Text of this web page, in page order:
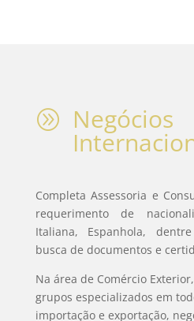
A Negócios
Completa Assessoria e
requerimento de
Italiana, Espanhola,
busca de documentos e
Na área de Comércio
grupos especializados em
importação e exportação,